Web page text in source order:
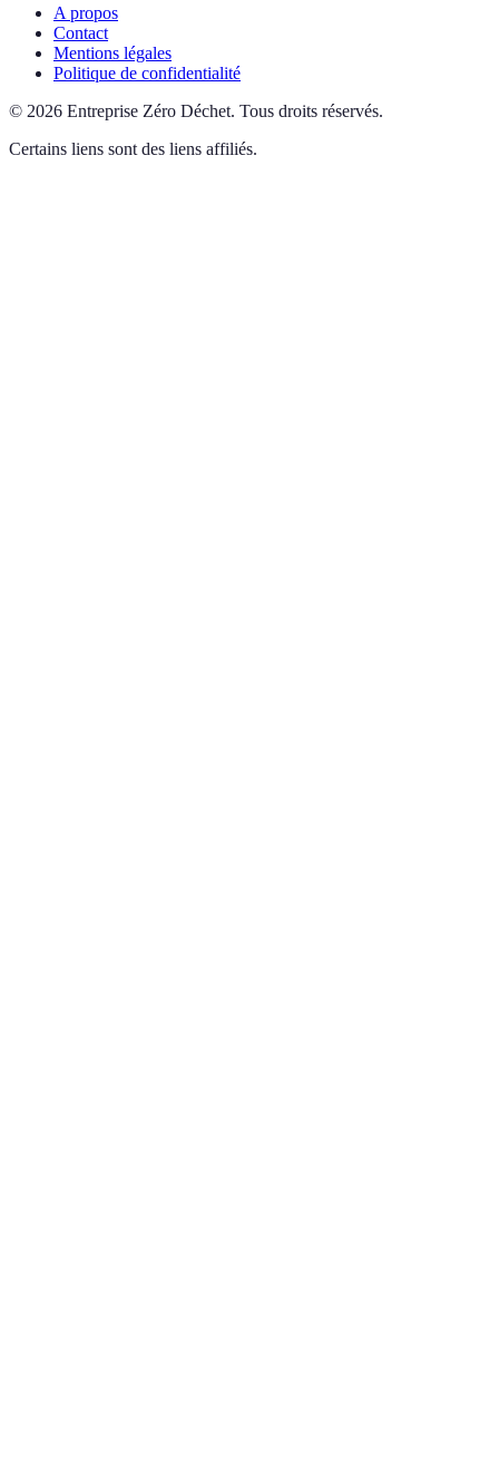
A propos
Contact
Mentions légales
Politique de confidentialité
© 2026 Entreprise Zéro Déchet. Tous droits réservés.
Certains liens sont des liens affiliés.